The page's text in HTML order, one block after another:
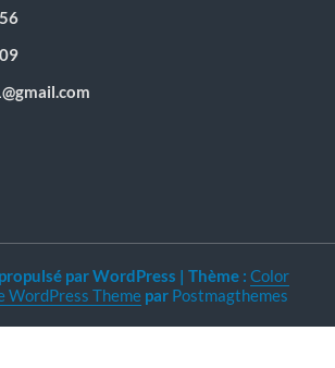
par WordPress | Thème : Color
WordPress Theme par Postmagthemes